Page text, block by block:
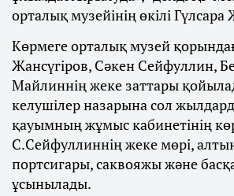
орталық музейінің өкілі
Көрмеге орталық музей
Жансүгіров, Сәкен Сейфуллин,
Майлиннің жеке заттары
келушілер назарына сол
қауымның жұмыс кабинетінің
С.Сейфуллиннің жеке мөрі,
портсигары, саквояжы және
ұсынылады.